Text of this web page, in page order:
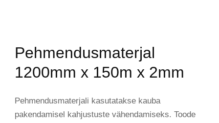
Pehmendusmaterjal
1200mm x 150m x 2mm
Pehmendusmaterjali kasutatakse kauba
pakendamisel kahjustuste vähendamiseks. Toode